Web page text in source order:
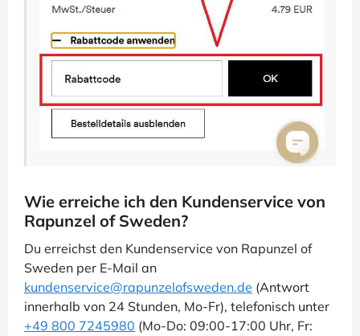
Wie erreiche ich den Kundenservice von
Rapunzel of Sweden?
Du erreichst den Kundenservice von Rapunzel of
Sweden per E-Mail an
kundenservice@rapunzelofsweden.de (Antwort
innerhalb von 24 Stunden, Mo-Fr), telefonisch unter
+49 800 7245980 (Mo-Do: 09:00-17:00 Uhr, Fr: